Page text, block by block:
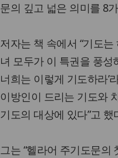
문의 깊고 넓은 의미를 8
저자는 책 속에서 “기도
녀 모두가 이 특권을 풍성
너희는 이렇게 기도하라’
이방인이 드리는 기도와
기도의 대상에 있다”고 했
그는 “헬라어 주기도문의